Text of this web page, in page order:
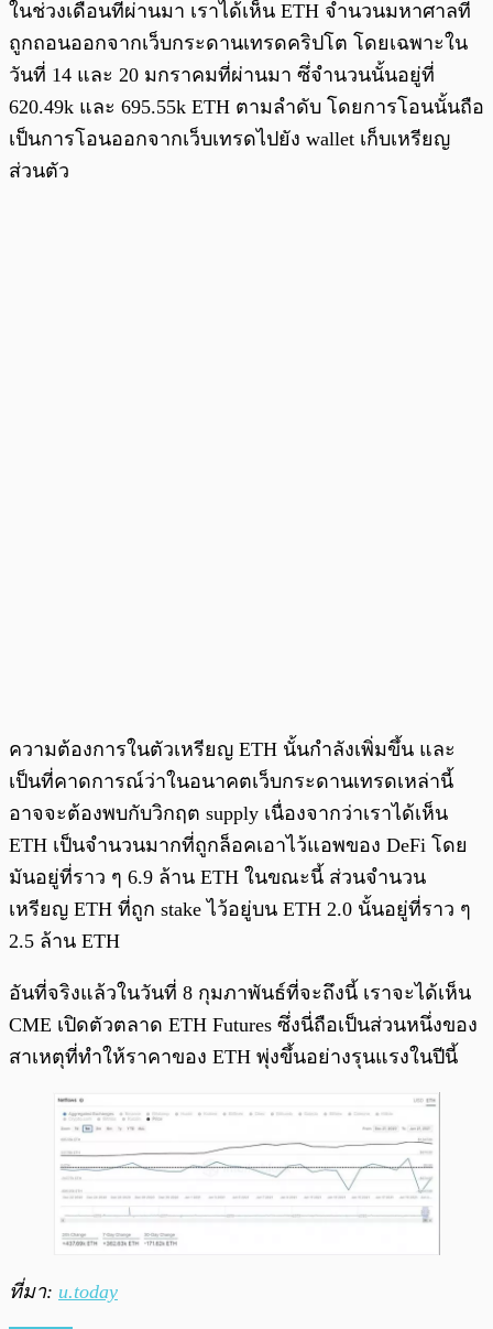
ในช่วงเดือนที่ผ่านมา เราได้เห็น ETH จำนวนมหาศาลที่
ถูกถอนออกจากเว็บกระดานเทรดคริปโต โดยเฉพาะใน
วันที่ 14 และ 20 มกราคมที่ผ่านมา ซึ่จำนวนนั้นอยู่ที่
620.49k และ 695.55k ETH ตามลำดับ โดยการโอนนั้นถือ
เป็นการโอนออกจากเว็บเทรดไปยัง wallet เก็บเหรียญ
ส่วนตัว
ความต้องการในตัวเหรียญ ETH นั้นกำลังเพิ่มขึ้น และ
เป็นที่คาดการณ์ว่าในอนาคตเว็บกระดานเทรดเหล่านี้
อาจจะต้องพบกับวิกฤต supply เนื่องจากว่าเราได้เห็น
ETH เป็นจำนวนมากที่ถูกล็อคเอาไว้แอพของ DeFi โดย
มันอยู่ที่ราว ๆ 6.9 ล้าน ETH ในขณะนี้ ส่วนจำนวน
เหรียญ ETH ที่ถูก stake ไว้อยู่บน ETH 2.0 นั้นอยู่ที่ราว ๆ
2.5 ล้าน ETH
อันที่จริงแล้วในวันที่ 8 กุมภาพันธ์ที่จะถึงนี้ เราจะได้เห็น
CME เปิดตัวตลาด ETH Futures ซึ่งนี่ถือเป็นส่วนหนึ่งของ
สาเหตุที่ทำให้ราคาของ ETH พุ่งขึ้นอย่างรุนแรงในปีนี้
ที่มา: u.today